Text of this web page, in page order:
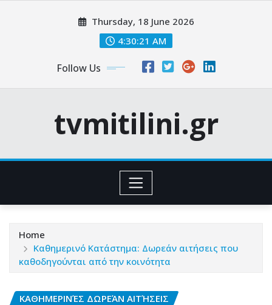
Thursday, 18 June 2026
4:30:23 AM
Follow Us
tvmitilini.gr
Home
Καθημερινό Κατάστημα: Δωρεάν αιτήσεις που
καθοδηγούνται από την κοινότητα
ΚΑΘΗΜΕΡΙΝΈΣ ΔΩΡΕΆΝ ΑΙΤΉΣΕΙΣ